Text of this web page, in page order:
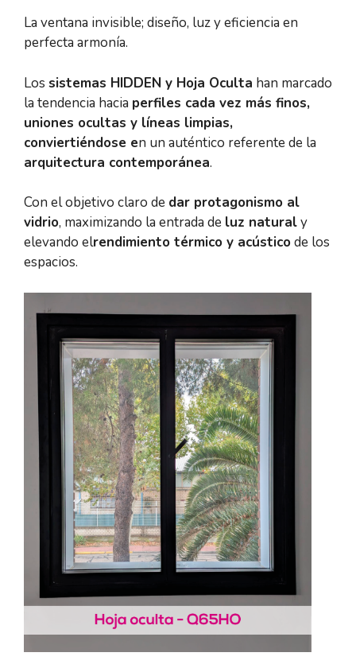
La ventana invisible; diseño, luz y eficiencia en
perfecta armonía.
Los sistemas HIDDEN y Hoja Oculta han marcado
la tendencia hacia perfiles cada vez más finos,
uniones ocultas y líneas limpias,
conviertiéndose en un auténtico referente de la
arquitectura contemporánea.
Con el objetivo claro de dar protagonismo al
vidrio, maximizando la entrada de luz naturaly
elevando elrendimiento térmico y acústicode los
espacios.